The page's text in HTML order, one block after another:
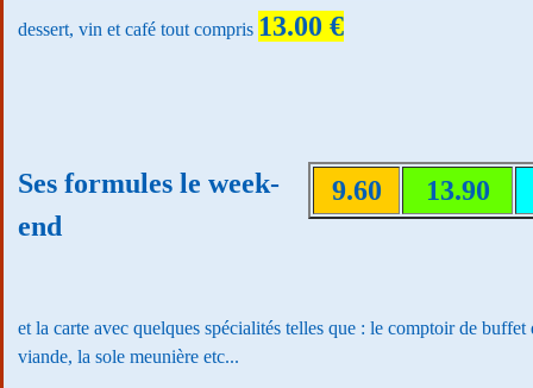
dessert, vin et café tout compris 13.00 €
9.60 13.90
Ses formules le week-
end
et la carte avec quelques spécialités telles que : le comptoir de buffet
viande, la sole meunière etc...